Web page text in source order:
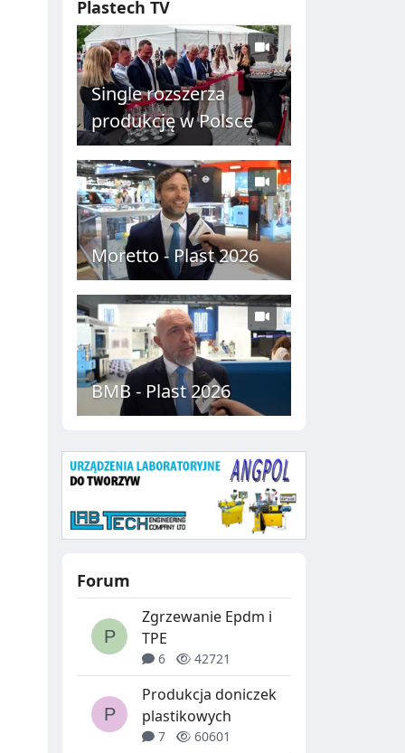
C
H
Plastech TV
Single rozszerza
produkcję w Polsce
Moretto - Plast 2026
BMB - Plast 2026
Forum
Zgrzewanie Epdm i
TPE
6 42721
Produkcja doniczek
plastikowych
7 60601